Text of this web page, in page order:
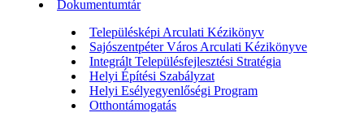
Dokumentumtár
Településképi Arculati Kézikönyv
Sajószentpéter Város Arculati Kézikönyve
Integrált Településfejlesztési Stratégia
Helyi Építési Szabályzat
Helyi Esélyegyenlőségi Program
Otthontámogatás